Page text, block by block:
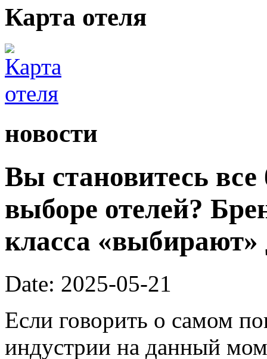
Карта отеля
новости
Вы становитесь
выборе отелей?
класса «выбирают»
Date: 2025-05-21
Если говорить о самом
индустрии на данный